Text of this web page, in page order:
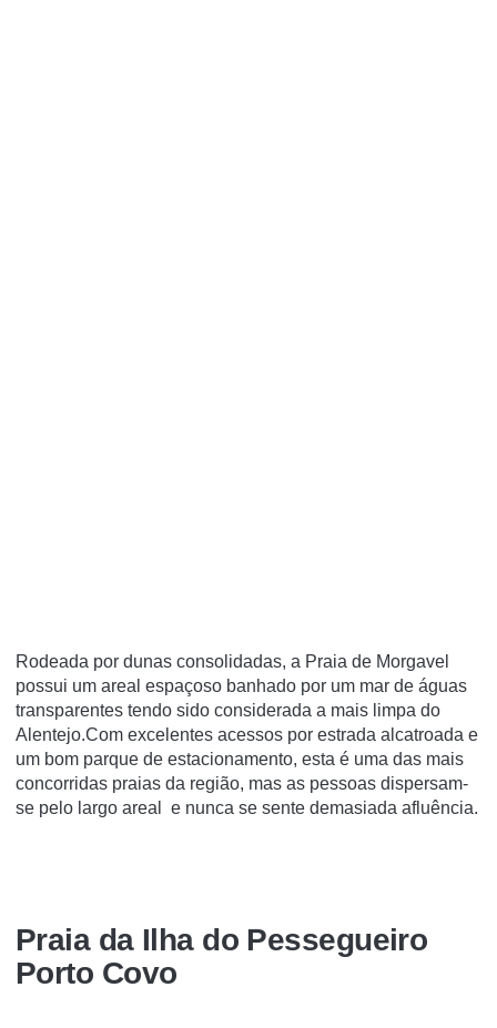
Rodeada por dunas consolidadas, a Praia de Morgavel
possui um areal espaçoso banhado por um mar de águas
transparentes tendo sido considerada a mais limpa do
Alentejo.Com excelentes acessos por estrada alcatroada e
um bom parque de estacionamento, esta é uma das mais
concorridas praias da região, mas as pessoas dispersam-
se pelo largo areal e nunca se sente demasiada afluência.
Praia da Ilha do Pessegueiro
Porto Covo